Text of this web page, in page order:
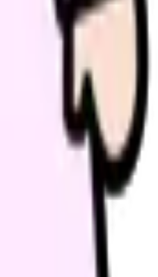
きかを一緒に整理します。
理できます。